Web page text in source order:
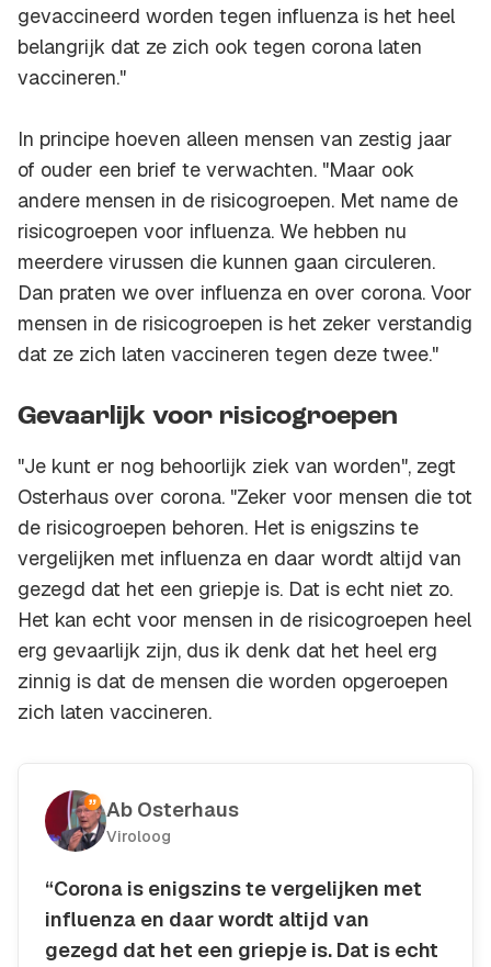
gevaccineerd worden tegen influenza is het heel
belangrijk dat ze zich ook tegen corona laten
vaccineren."
In principe hoeven alleen mensen van zestig jaar
of ouder een brief te verwachten. "Maar ook
andere mensen in de risicogroepen. Met name de
risicogroepen voor influenza. We hebben nu
meerdere virussen die kunnen gaan circuleren.
Dan praten we over influenza en over corona. Voor
mensen in de risicogroepen is het zeker verstandig
dat ze zich laten vaccineren tegen deze twee."
Gevaarlijk voor risicogroepen
"Je kunt er nog behoorlijk ziek van worden", zegt
Osterhaus over corona. "Zeker voor mensen die tot
de risicogroepen behoren. Het is enigszins te
vergelijken met influenza en daar wordt altijd van
gezegd dat het een griepje is. Dat is echt niet zo.
Het kan echt voor mensen in de risicogroepen heel
erg gevaarlijk zijn, dus ik denk dat het heel erg
zinnig is dat de mensen die worden opgeroepen
zich laten vaccineren.
Ab Osterhaus
Viroloog
“Corona is enigszins te vergelijken met
influenza en daar wordt altijd van
gezegd dat het een griepje is. Dat is echt